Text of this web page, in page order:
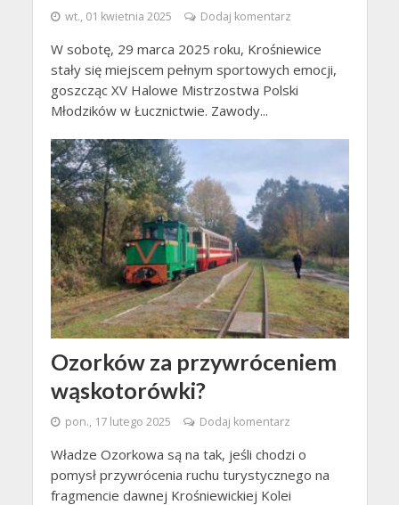
wt., 01 kwietnia 2025 Dodaj komentarz
W sobotę, 29 marca 2025 roku, Krośniewice
stały się miejscem pełnym sportowych emocji,
goszcząc XV Halowe Mistrzostwa Polski
Młodzików w Łucznictwie. Zawody...
Ozorków za przywróceniem
wąskotorówki?
pon., 17 lutego 2025 Dodaj komentarz
Władze Ozorkowa są na tak, jeśli chodzi o
pomysł przywrócenia ruchu turystycznego na
fragmencie dawnej Krośniewickiej Kolei